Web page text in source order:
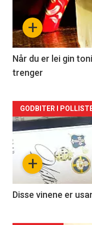
nå
-
2
+
Når du er lei gin
trenger
Forsiden
akkurat
nå
3
+
GODBITER I
Disse vinene er